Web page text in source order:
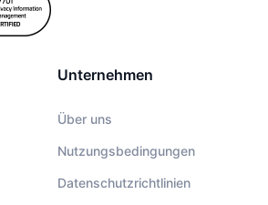
Unternehmen
Über uns
Nutzungsbedingungen
Datenschutzrichtlinien